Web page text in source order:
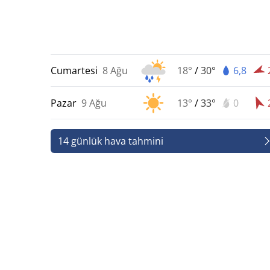
Cumartesi 8 Ağu 18° /30° 6,8
Pazar 9 Ağu 13° /33° 0
14 günlük hava tahmini